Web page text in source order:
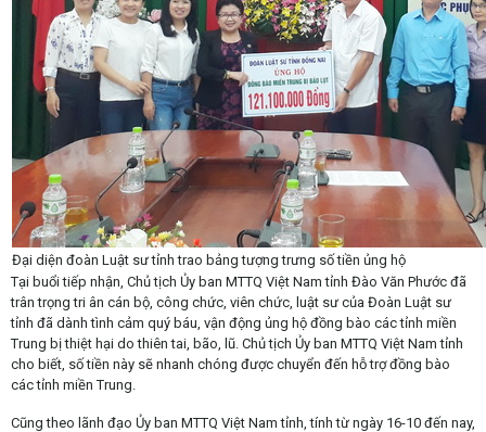
Đại diện đoàn Luật sư tỉnh trao bảng tượng trưng số tiền ủng hộ
Tại buổi tiếp nhận, Chủ tịch Ủy ban MTTQ Việt Nam tỉnh Đào Văn Phước đã
trân trọng tri ân cán bộ, công chức, viên chức, luật sư của Đoàn Luật sư
tỉnh đã dành tình cảm quý báu, vận động ủng hộ đồng bào các tỉnh miền
Trung bị thiệt hại do thiên tai, bão, lũ. Chủ tịch Ủy ban MTTQ Việt Nam tỉnh
cho biết, số tiền này sẽ nhanh chóng được chuyển đến hỗ trợ đồng bào
các tỉnh miền Trung.
Cũng theo lãnh đạo Ủy ban MTTQ Việt Nam tỉnh, tính từ ngày 16-10 đến nay,